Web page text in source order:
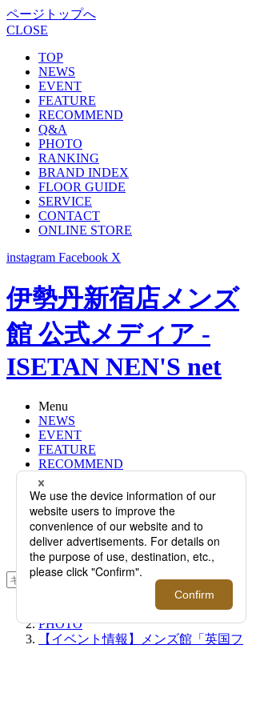
ページトップへ
CLOSE
TOP
NEWS
EVENT
FEATURE
RECOMMEND
Q&A
PHOTO
RANKING
BRAND INDEX
FLOOR GUIDE
SERVICE
CONTACT
ONLINE STORE
instagram Facebook X
伊勢丹新宿店メンズ
館 公式メディア -
ISETAN NEN'S net
Menu
NEWS
EVENT
FEATURE
RECOMMEND
Q&A
BRAND
FLOOR
RANKING
ONLINE STORE
SERVICE
検索
PHOTO
【イベント情報】メンズ館「英国フ